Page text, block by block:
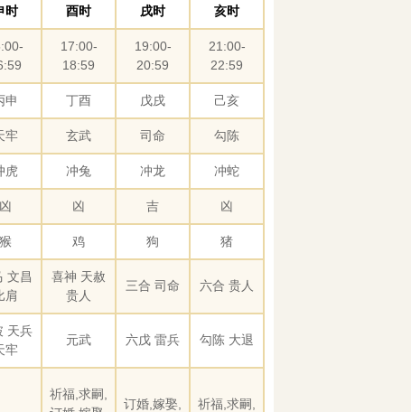
时 酉时 戌时 亥时
17:00-
18:59
19:00-
20:59
21:00-
22:59
申 丁酉 戊戌 己亥
牢 玄武 司命 勾陈
虎 冲兔 冲龙 冲蛇
凶 凶 吉 凶
猴 鸡 狗 猪
文昌
肩
喜神 天赦
贵人
三合 司命 六合 贵人
天兵
牢
元武 六戊 雷兵 勾陈 大退
祈福,求嗣,
订婚,嫁娶,
祈福,求嗣,